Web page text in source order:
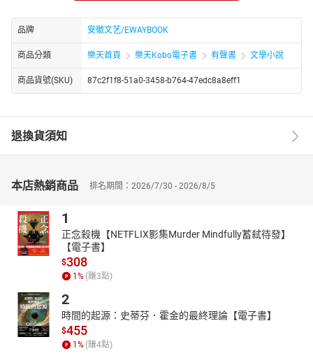
道二十余年，积累了丰富的三农素材。著有《故道黄尘》《黄河故
道纪事》等作品，长篇小说《大河滩》以土地改革为背景，刻画农
民精神嬗变，堪称乡土史诗。
品牌 安徽文艺/EWAYBOOK
商品分類 樂天首頁 樂天Kobo電子書 有聲書 文學小說
商品貨號(SKU) 87c2f1f8-51a0-3458-b764-47edc8a8eff1
退換貨須知
本店熱銷商品 排名期間：2026/7/30 - 2026/8/5
1
正念殺機【NETFLIX影集Murder Mindfully蓄弒待發】
【電子書】
$308
1 % (賺3點)
2
時間的起源：史蒂芬．霍金的最終理論【電子書】
$455
1 % (賺4點)